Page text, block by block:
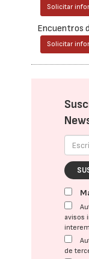
Solicitar
Encuentros
Solicitar
avisos
de